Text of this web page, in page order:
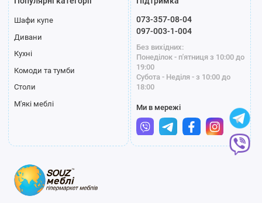
Шафи купе
Дивани
Кухні
Комоди та тумби
Столи
М'які меблі
073-357-08-04
097-003-1-004
Без вихідних:
Понеділок - п'ятниця з 10:00 до
19:00
Субота - Неділя - з 10:00 до
18:00
Ми в мережі